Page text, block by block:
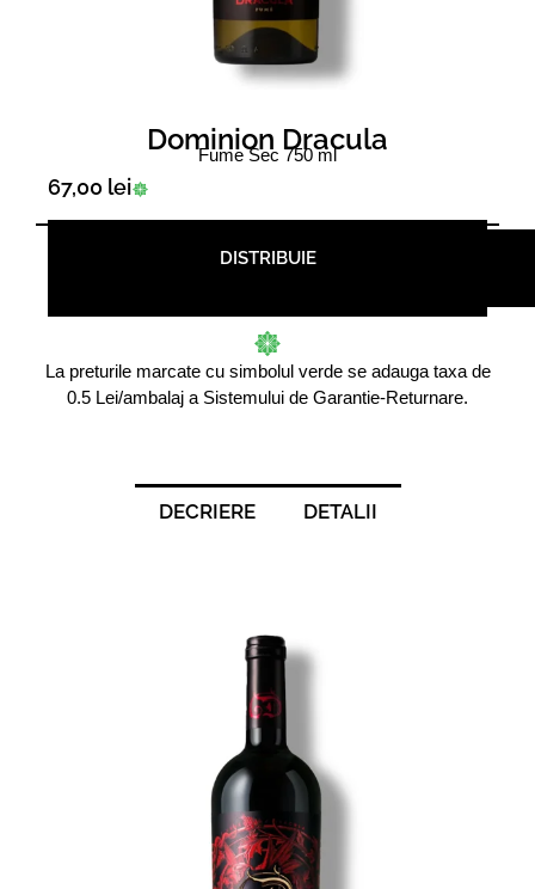
Dominion Dracula
Fume Sec 750 ml
67,00 lei
DISTRIBUIE
La preturile marcate cu simbolul verde se adauga taxa de
0.5 Lei/ambalaj a Sistemului de Garantie-Returnare.
DECRIERE DETALII